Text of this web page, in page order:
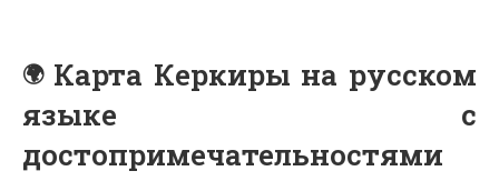
Карта Керкиры на русском
языке с
достопримечательностями